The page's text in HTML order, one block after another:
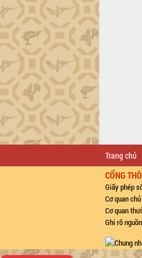
Trang chủ
CỔNG
Giấy phép
Cơ quan
Cơ quan
Ghi rõ